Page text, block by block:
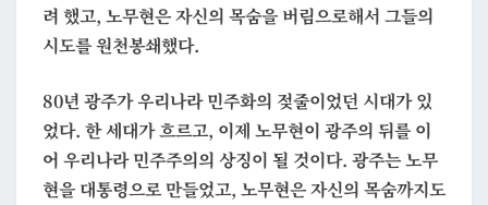
려 했고, 노무현은 자신의 목숨을 버림으로해서 그들의
시도를 원천봉쇄했다.
80년 광주가 우리나라 민주화의 젖줄이었던 시대가 있
었다. 한 세대가 흐르고, 이제 노무현이 광주의 뒤를 이
어 우리나라 민주주의의 상징이 될 것이다. 광주는 노무
현을 대통령으로 만들었고, 노무현은 자신의 목숨까지도